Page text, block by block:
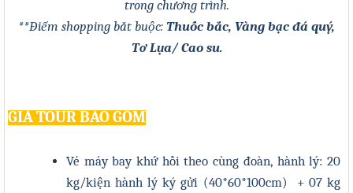
trong chương trình.
**Điểm shopping bắt buộc: Thuốc bắc, Vàng bạc đá quý,
Tơ Lụa/ Cao su.
GIÁ TOUR BAO GỒM
Vé máy bay khứ hồi theo cùng đoàn, hành lý: 20
kg/kiện hành lý ký gửi (40*60*100cm) + 07 kg